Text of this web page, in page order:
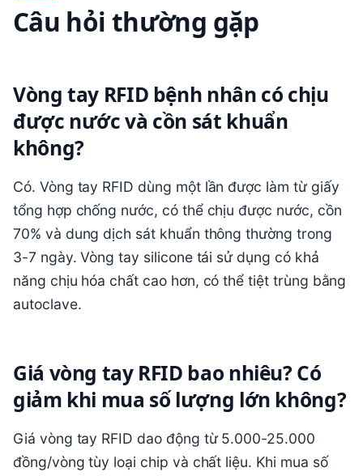
Câu hỏi thường gặp
Vòng tay RFID bệnh nhân có chịu
được nước và cồn sát khuẩn
không?
Có. Vòng tay RFID dùng một lần được làm từ giấy
tổng hợp chống nước, có thể chịu được nước, cồn
70% và dung dịch sát khuẩn thông thường trong
3-7 ngày. Vòng tay silicone tái sử dụng có khả
năng chịu hóa chất cao hơn, có thể tiệt trùng bằng
autoclave.
Giá vòng tay RFID bao nhiêu? Có
giảm khi mua số lượng lớn không?
Giá vòng tay RFID dao động từ 5.000-25.000
đồng/vòng tùy loại chip và chất liệu. Khi mua số